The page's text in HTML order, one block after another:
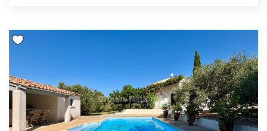
Atypique - Investissement - Commerce